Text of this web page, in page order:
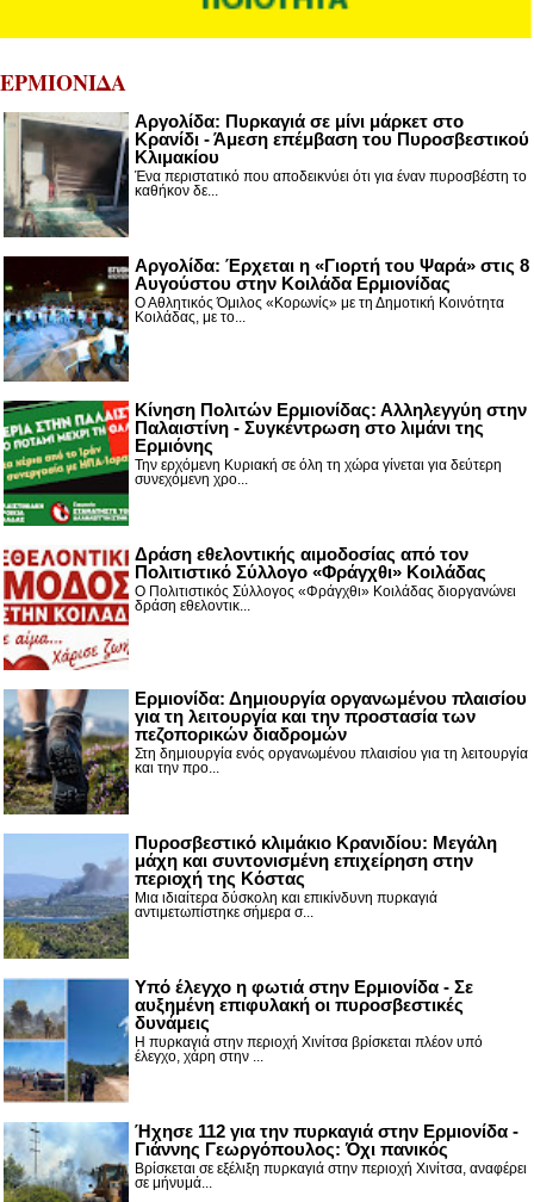
ΕΡΜΙΟΝΙΔΑ
Αργολίδα: Πυρκαγιά σε μίνι μάρκετ στο
Κρανίδι - Άμεση επέμβαση του Πυροσβεστικού
Κλιμακίου
Ένα περιστατικό που αποδεικνύει ότι για έναν πυροσβέστη το
καθήκον δε...
Αργολίδα: Έρχεται η «Γιορτή του Ψαρά» στις 8
Αυγούστου στην Κοιλάδα Ερμιονίδας
Ο Αθλητικός Όμιλος «Κορωνίς» με τη Δημοτική Κοινότητα
Κοιλάδας, με το...
Κίνηση Πολιτών Ερμιονίδας: Αλληλεγγύη στην
Παλαιστίνη - Συγκέντρωση στο λιμάνι της
Ερμιόνης
Την ερχόμενη Κυριακή σε όλη τη χώρα γίνεται για δεύτερη
συνεχόμενη χρο...
Δράση εθελοντικής αιμοδοσίας από τον
Πολιτιστικό Σύλλογο «Φράγχθι» Κοιλάδας
Ο Πολιτιστικός Σύλλογος «Φράγχθι» Κοιλάδας διοργανώνει
δράση εθελοντικ...
Ερμιονίδα: Δημιουργία οργανωμένου πλαισίου
για τη λειτουργία και την προστασία των
πεζοπορικών διαδρομών
Στη δημιουργία ενός οργανωμένου πλαισίου για τη λειτουργία
και την προ...
Πυροσβεστικό κλιμάκιο Κρανιδίου: Μεγάλη
μάχη και συντονισμένη επιχείρηση στην
περιοχή της Κόστας
Μια ιδιαίτερα δύσκολη και επικίνδυνη πυρκαγιά
αντιμετωπίστηκε σήμερα σ...
Υπό έλεγχο η φωτιά στην Ερμιονίδα - Σε
αυξημένη επιφυλακή οι πυροσβεστικές
δυνάμεις
Η πυρκαγιά στην περιοχή Χινίτσα βρίσκεται πλέον υπό
έλεγχο, χάρη στην ...
Ήχησε 112 για την πυρκαγιά στην Ερμιονίδα -
Γιάννης Γεωργόπουλος: Όχι πανικός
Βρίσκεται σε εξέλιξη πυρκαγιά στην περιοχή Χινίτσα, αναφέρει
σε μήνυμά...